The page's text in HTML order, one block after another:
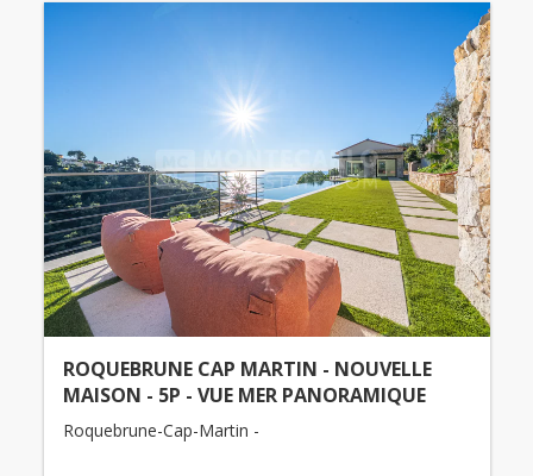
ROQUEBRUNE CAP MARTIN - NOUVELLE
MAISON - 5P - VUE MER PANORAMIQUE
Roquebrune-Cap-Martin -